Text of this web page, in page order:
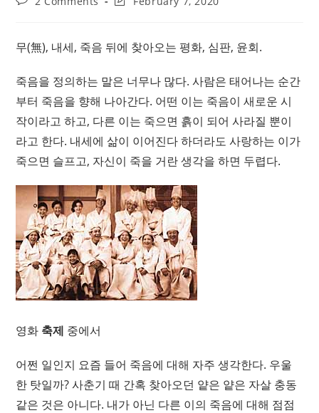
무(無), 내세, 죽음 뒤에 찾아오는 평화, 심판, 윤회.
죽음을 정의하는 말은 너무나 많다. 사람은 태어나는 순간
부터 죽음을 향해 나아간다. 어떤 이는 죽음이 새로운 시
작이라고 하고, 다른 이는 죽으면 흙이 되어 사라질 뿐이
라고 한다. 내세에 삶이 이어진다 하더라도 사랑하는 이가
죽으면 슬프고, 자신이 죽을 거란 생각을 하면 두렵다.
영화 축제 중에서
어쩐 일인지 요즘 들어 죽음에 대해 자주 생각한다. 우울
한 탓일까? 사춘기 때 간혹 찾아오던 얕은 얕은 자살 충동
같은 것은 아니다. 내가 아닌 다른 이의 죽음에 대해 점점